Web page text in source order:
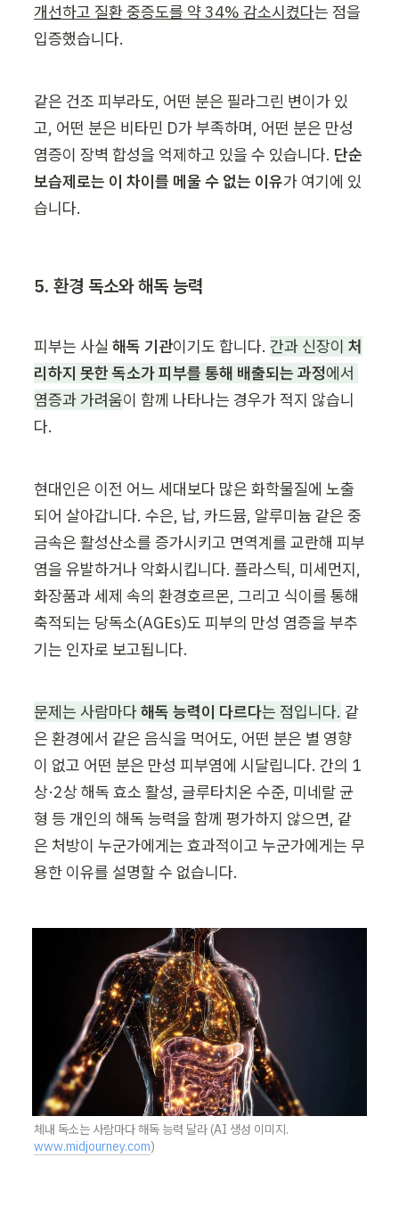
개선하고 질환 중증도를 약 34% 감소시켰다는 점을
입증했습니다.
같은 건조 피부라도, 어떤 분은 필라그린 변이가 있
고, 어떤 분은 비타민 D가 부족하며, 어떤 분은 만성
염증이 장벽 합성을 억제하고 있을 수 있습니다. 단순
보습제로는 이 차이를 메울 수 없는 이유가 여기에 있
습니다.
5. 환경 독소와 해독 능력
피부는 사실 해독 기관이기도 합니다. 간과 신장이 처
리하지 못한 독소가 피부를 통해 배출되는 과정에서
염증과 가려움이 함께 나타나는 경우가 적지 않습니
다.
현대인은 이전 어느 세대보다 많은 화학물질에 노출
되어 살아갑니다. 수은, 납, 카드뮴, 알루미늄 같은 중
금속은 활성산소를 증가시키고 면역계를 교란해 피부
염을 유발하거나 악화시킵니다. 플라스틱, 미세먼지,
화장품과 세제 속의 환경호르몬, 그리고 식이를 통해
축적되는 당독소(AGEs)도 피부의 만성 염증을 부추
기는 인자로 보고됩니다.
문제는 사람마다 해독 능력이 다르다는 점입니다. 같
은 환경에서 같은 음식을 먹어도, 어떤 분은 별 영향
이 없고 어떤 분은 만성 피부염에 시달립니다. 간의 1
상·2상 해독 효소 활성, 글루타치온 수준, 미네랄 균
형 등 개인의 해독 능력을 함께 평가하지 않으면, 같
은 처방이 누군가에게는 효과적이고 누군가에게는 무
용한 이유를 설명할 수 없습니다.
www.midjourney.com)